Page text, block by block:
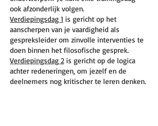
ook afzonderlijk volgen.
Verdiepingsdag 1 is gericht op het
aanscherpen van je vaardigheid als
gespreksleider om zinvolle interventies te
doen binnen het filosofische gesprek.
Verdiepingsdag 2 is gericht op de logica
achter redeneringen, om jezelf en de
deelnemers nog kritischer te leren denken.